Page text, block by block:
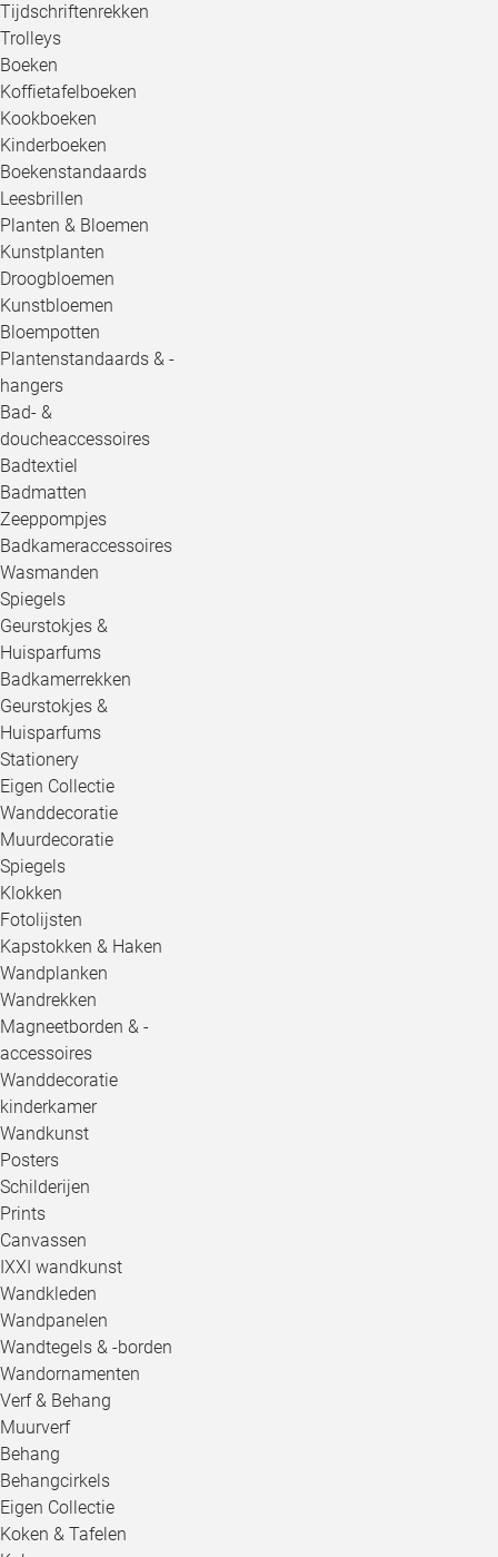
Tijdschriftenrekken
Trolleys
Boeken
Koffietafelboeken
Kookboeken
Kinderboeken
Boekenstandaards
Leesbrillen
Planten & Bloemen
Kunstplanten
Droogbloemen
Kunstbloemen
Bloempotten
Plantenstandaards & -
hangers
Bad- &
doucheaccessoires
Badtextiel
Badmatten
Zeeppompjes
Badkameraccessoires
Wasmanden
Spiegels
Geurstokjes &
Huisparfums
Badkamerrekken
Geurstokjes &
Huisparfums
Stationery
Eigen Collectie
Wanddecoratie
Muurdecoratie
Spiegels
Klokken
Fotolijsten
Kapstokken & Haken
Wandplanken
Wandrekken
Magneetborden & -
accessoires
Wanddecoratie
kinderkamer
Wandkunst
Posters
Schilderijen
Prints
Canvassen
IXXI wandkunst
Wandkleden
Wandpanelen
Wandtegels & -borden
Wandornamenten
Verf & Behang
Muurverf
Behang
Behangcirkels
Eigen Collectie
Koken & Tafelen